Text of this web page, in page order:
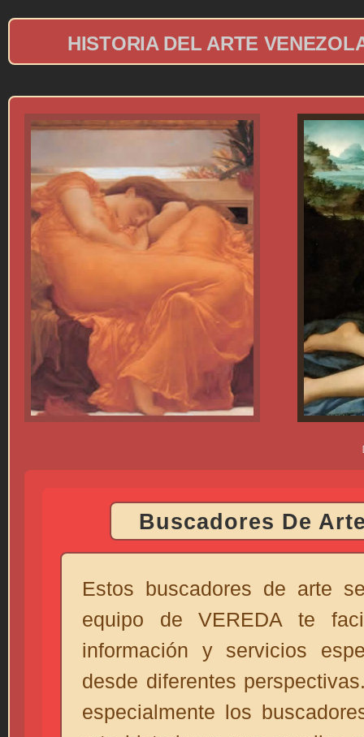
HISTORIA DEL ARTE
Museo de Arte de Ponce
Buscadores De
Estos buscadores de arte
equipo de VEREDA te
información y servicios
desde diferentes
especialmente los